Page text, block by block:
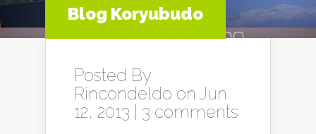
Blog Koryubudo
Posted By
Rincondeldo on Jun
12, 2013 | 3 comments